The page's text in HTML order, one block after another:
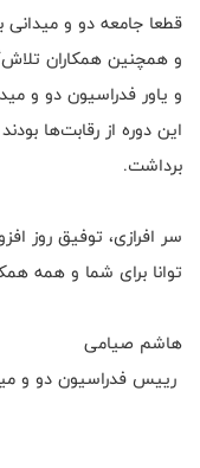
قطعا جامعه دو و
و همچنین همکاران
و یاور فدراسیون دو و
این دوره از رقابت‌ها
برداشت.
سر افرازی، توفیق روز
توانا برای شما و همه
هاشم صیامی
رییس فدراسیون دو و